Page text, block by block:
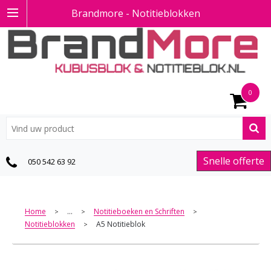
Brandmore - Notitieblokken
0
Snelle offerte
050 542 63 92
Home > ... > Notitieboeken en Schriften >
Notitieblokken > A5 Notitieblok